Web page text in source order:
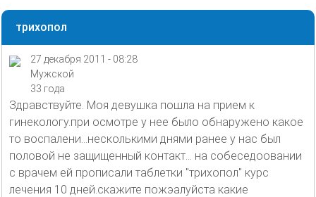
трихопол
27 декабря 2011 - 08:28
Мужской
33 года
Здравствуйте. Моя девушка пошла на прием к
гинекологу.при осмотре у нее было обнаружено какое
то воспалени...несколькими днями ранее у нас был
половой не защищенный контакт... на собеседоовании
с врачем ей прописали таблетки "трихопол" курс
лечения 10 дней.скажите пожэалуйста какие